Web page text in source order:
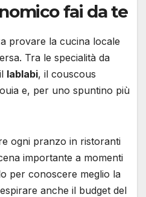
fai da te
provare la cucina locale
Tra le specialità da
lablabi, il couscous
e, per uno spuntino più
ogni pranzo in ristoranti
importante a momenti
per conoscere meglio la
anche il budget del